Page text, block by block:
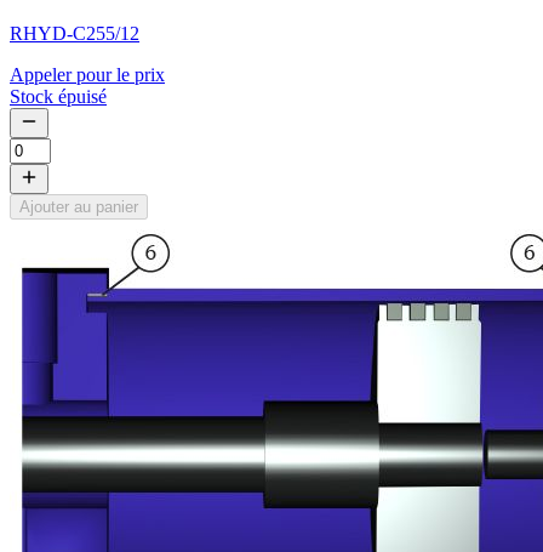
RHYD-C255/12
Appeler pour le prix
Stock épuisé
Ajouter au panier